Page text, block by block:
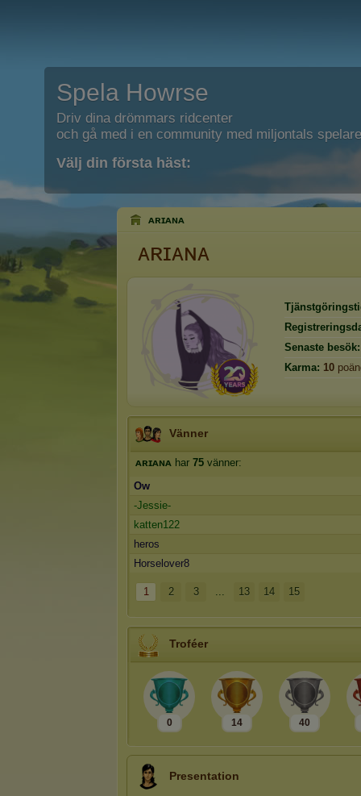
Spela Howrse
Driv dina drömmars ridcenter
och gå med i en community med miljontals
Välj din första häst:
ᴀʀɪᴀɴᴀ
ᴀʀɪᴀɴᴀ
Senaste besök:
Karma: 10
Vänner
ᴀʀɪᴀɴᴀ har 75 vänner:
Ow
-Jessie-
katten122
heros
Horselover8
1 2 3 ... 13 14 15
Troféer
0 14 40
Presentation